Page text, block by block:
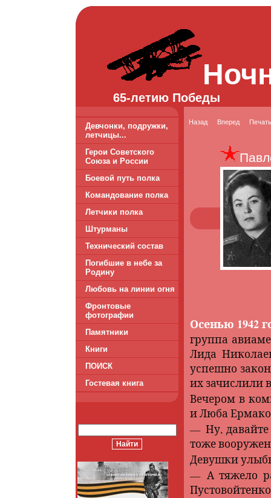
65-летию Победы
Девчонки, подружки,
летчицы...
Герои Советского
Союза и России
Боевой путь полка
Командование полка
Летчики полка
Штурманы
Технический состав
Погибшие в небе за
Родину
Любовь на линии огня
Фронтовые
фотографии
Памятники
Книги
ПОИСК
Гостевая книга
Назад Вперед Печать
Осенью 1942
группа
Лида
успешно
их зачислили
Вечером в
и Люба
— Ну,
тоже
Девушки
— А тяжело